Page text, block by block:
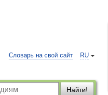
RU
Словарь на свой сайт
Найти!